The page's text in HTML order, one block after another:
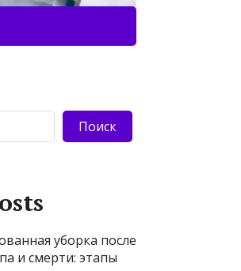
Поиск
уборка после
и смерти: этапы